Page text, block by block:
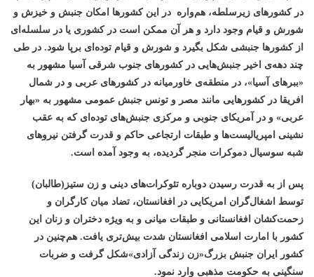
در کشورهای زیرسلطه، هم‌واره در این کشورها امکان جنبش و خیزش و
شورش و قیام وجود دارد و هر آن ممکن است در کشوری یا در سلسله‌ای
از کشورها جنبشی شکل بگیرد و شورش و قیام توده‌ای برپا شود. در طی
چند دهه‌ی اخیر جنبش‌هایی در کشورهای جنوب شرقی آسیا مشهور به
«ببرهای آسیا»، در منطقه‌ی خاورمیانه در کشورهای عربی و در شمال
افریقا در کشورهایی مانند مصر و تونس جنبش عمومی مشهور به «بهار
عربی» و در آمریکای جنوبی و مرکزی جنبش‌های توده‌ای که به عقب
نشینی امپریالیست‌ها و طبقات ارتجاعی حاکم و قدرت گرفتن نیروهای
شبه سوسیال دموکرات منجر گردیده، به وجود آمده است.
پس از به قدرت رسیدن دوباره تئوکرات‌های دینی و زن ستیز(طالبان)
توسط اشغال‌گران امریکایی در افغانستان، تضاد میان کارگران و
زحمت‌کشان افغانستانی و طبقات میانی و به ویژه دختران و زنان این
کشور با امارت اسلامی افغانستان شدت بیش‌تری یافت. هم‌چنین در
کشور ایران جنبش بزرگ«زن زندگی آزادی»شکل گرفت و ضربات
سنگینی به حکومت مذهبی وارد نمود.